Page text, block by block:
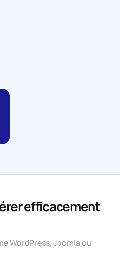
efficacement
WordPress, Joomla ou